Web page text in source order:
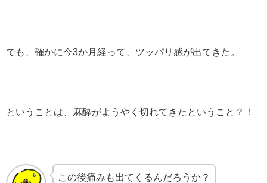
でも、確かに今3か月経って、ツッパリ感が出てきた。
ということは、麻酔がようやく切れてきたということ？！
この後痛みも出てくるんだろうか？